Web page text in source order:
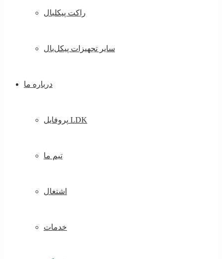
راکت پیکلبال
سایر تجهیزات پیکل‌بال
درباره ما
پروفایل LDK
تیم ما
اشتغال
خدمات